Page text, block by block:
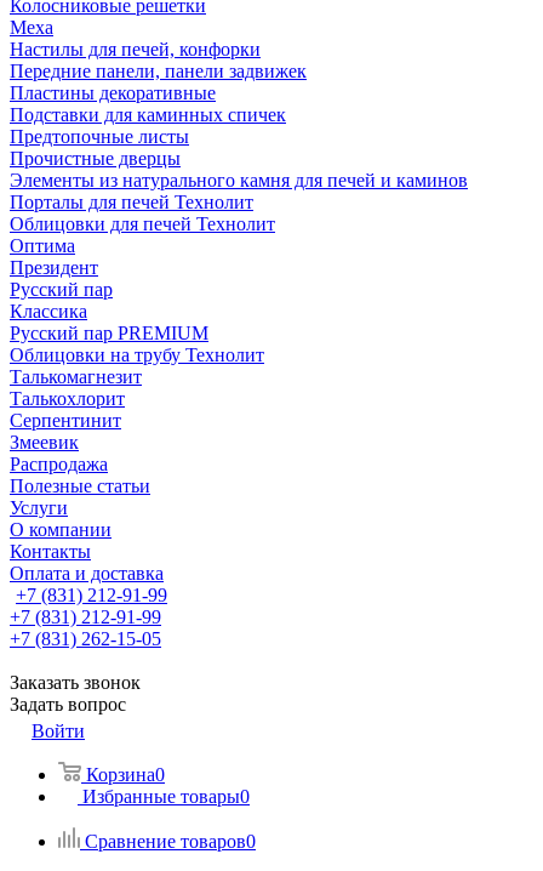
Колосниковые решетки
Меха
Настилы для печей, конфорки
Передние панели, панели задвижек
Пластины декоративные
Подставки для каминных спичек
Предтопочные листы
Прочистные дверцы
Элементы из натурального камня для печей и каминов
Порталы для печей Технолит
Облицовки для печей Технолит
Оптима
Президент
Русский пар
Классика
Русский пар PREMIUM
Облицовки на трубу Технолит
Талькомагнезит
Талькохлорит
Серпентинит
Змеевик
Распродажа
Полезные статьи
Услуги
О компании
Контакты
Оплата и доставка
+7 (831) 212-91-99
+7 (831) 212-91-99
+7 (831) 262-15-05
Заказать звонок
Задать вопрос
Войти
Корзина0
Избранные товары0
Сравнение товаров0